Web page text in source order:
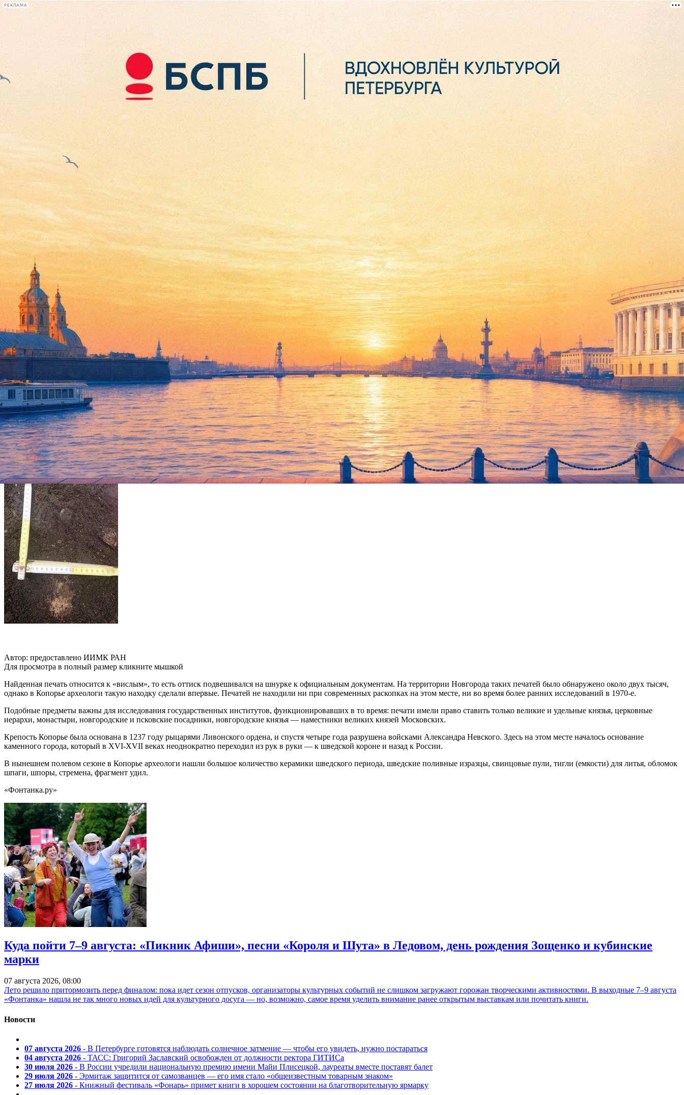
РЕКЛАМА
лекции
книги
Археологи откопали в Копорье свинцовую печать новгородского периода. Находка поможет
исследовать госинституты
15 августа 2019, Версия для печати
Археологи экспедиции, организованной Институтом истории материальной культуры РАН, обнаружили на раскопках в Копорье свинцовую печать новгородского периода.
«Печать была найдена в слое, условно датируемом новгородским временем, перед постройкой, называемой «магазейн» — складом боеприпасов и оружия, — прокомментировал находку
научный сотрудник отдела славяно-финской археологии ИИМК Алексей Липатов. — Это вислая свинцовая печать с погрудным изображением святого в нимбе и текстом на оборотной
стороне».
Ученый уточнил, что пока ни текст, ни буквы рядом с изображением святого разобрать не удается — но скорее всего это удастся после реставрации.
Автор: предоставлено ИИМК РАН
Для просмотра в полный размер кликните мышкой
Найденная печать относится к «вислым», то есть оттиск подвешивался на шнурке к официальным документам. На территории Новгорода таких печатей было обнаружено около двух тысяч,
однако в Копорье археологи такую находку сделали впервые. Печатей не находили ни при современных раскопках на этом месте, ни во время более ранних исследований в 1970-е.
Подобные предметы важны для исследования государственных институтов, функционировавших в то время: печати имели право ставить только великие и удельные князья, церковные
иерархи, монастыри, новгородские и псковские посадники, новгородские князья — наместники великих князей Московских.
Крепость Копорье была основана в 1237 году рыцарями Ливонского ордена, и спустя четыре года разрушена войсками Александра Невского. Здесь на этом месте началось основание
каменного города, который в XVI-XVII веках неоднократно переходил из рук в руки — к шведской короне и назад к России.
В нынешнем полевом сезоне в Копорье археологи нашли большое количество керамики шведского периода, шведские поливные изразцы, свинцовые пули, тигли (емкости) для литья, обломок
шпаги, шпоры, стремена, фрагмент удил.
«Фонтанка.ру»
Куда пойти 7–9 августа: «Пикник Афиши», песни «Короля и Шута» в Ледовом, день рождения Зощенко и кубинские
марки
07 августа 2026, 08:00
Лето решило притормозить перед финалом: пока идет сезон отпусков, организаторы культурных событий не слишком загружают горожан творческими активностями. В выходные 7–9 августа
«Фонтанка» нашла не так много новых идей для культурного досуга — но, возможно, самое время уделить внимание ранее открытым выставкам или почитать книги.
Новости
07 августа 2026 - В Петербурге готовятся наблюдать солнечное затмение — чтобы его увидеть, нужно постараться
04 августа 2026 - ТАСС: Григорий Заславский освобожден от должности ректора ГИТИСа
30 июля 2026 - В России учредили национальную премию имени Майи Плисецкой, лауреаты вместе поставят балет
29 июля 2026 - Эрмитаж защитится от самозванцев — его имя стало «общеизвестным товарным знаком»
27 июля 2026 - Книжный фестиваль «Фонарь» примет книги в хорошем состоянии на благотворительную ярмарку